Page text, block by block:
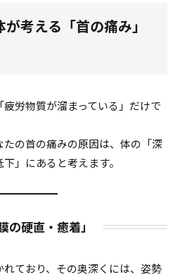
考える「首の痛み」
労物質が溜まっている」だけで
の首の痛みの原因は、体の「深
」にあると考えます。
硬直・癒着」
ており、その奥深くには、姿勢